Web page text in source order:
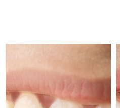
黎巴嫩
立陶宛
盧森堡